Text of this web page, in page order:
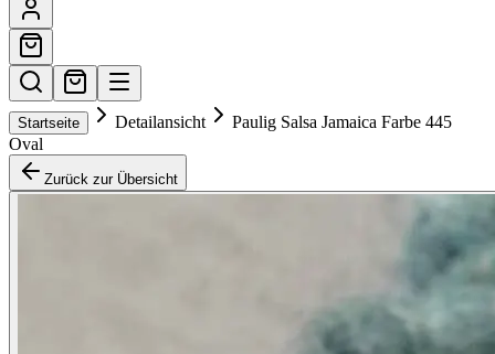
Startseite Detailansicht
Paulig Salsa Jamaica Farbe 445
Oval
Zurück zur Übersicht